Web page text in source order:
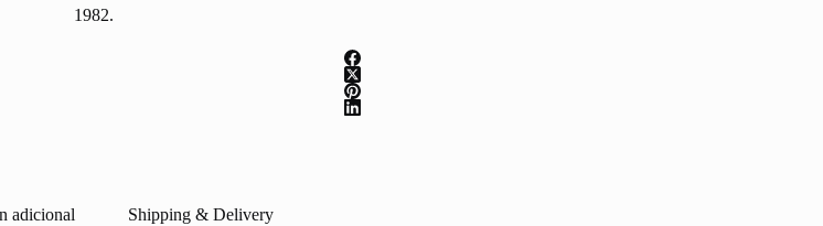
1982.
adicional Shipping & Delivery